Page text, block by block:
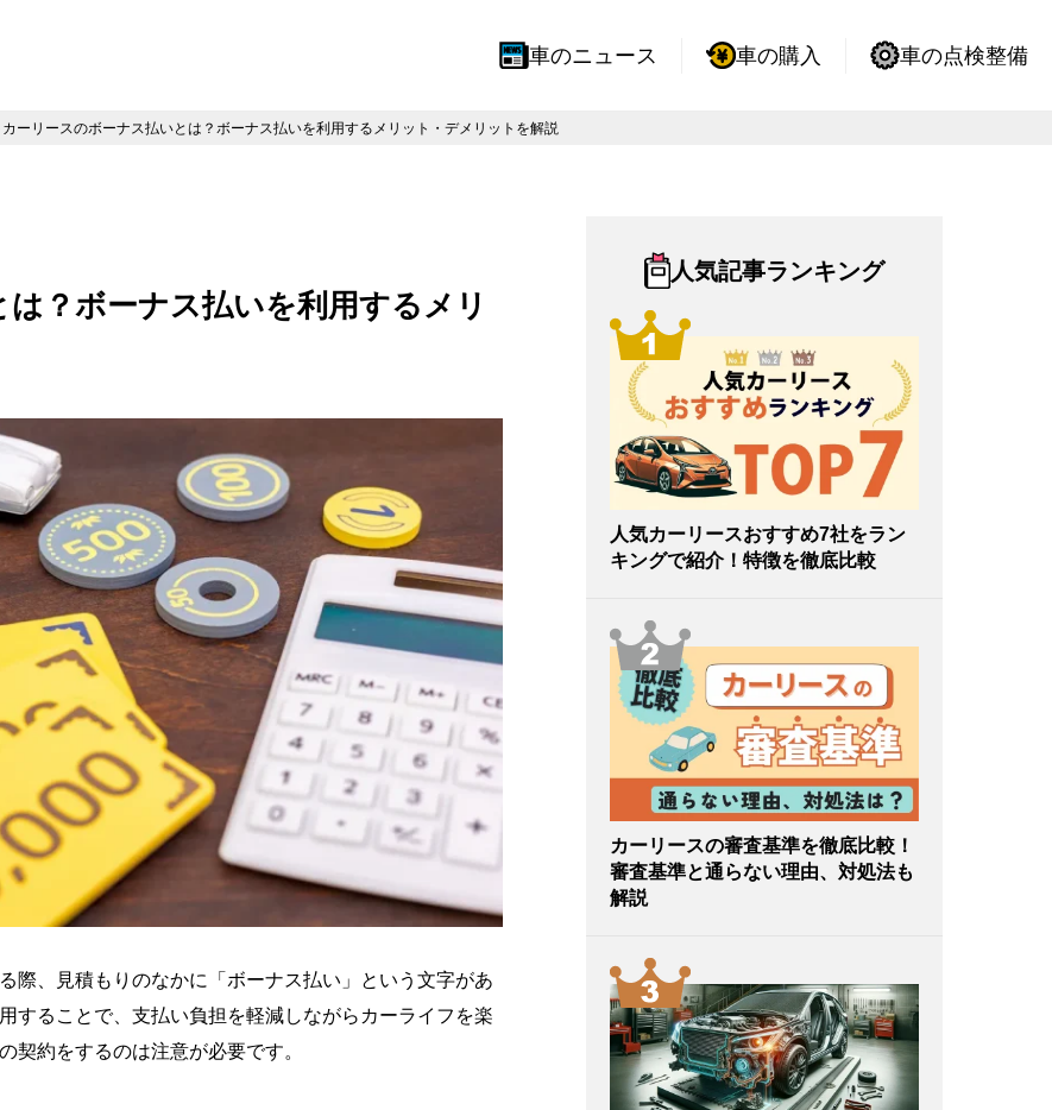
車のニュース 車の購入 車の点検整備
カーリースのボーナス払いとは？ボーナス払いを利用するメリット・デメリットを解説
？ボーナス払いを利用するメリ
際、見積もりのなかに「ボーナス払い」という文字があ
することで、支払い負担を軽減しながらカーライフを楽
契約をするのは注意が必要です。
人気記事ランキング
人気カーリースおすすめ7社をラン
キングで紹介！特徴を徹底比較
カーリースの審査基準を徹底比較！
審査基準と通らない理由、対処法も
解説